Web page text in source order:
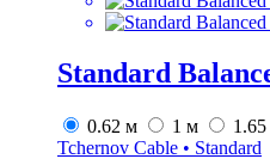
Standard
0.62 м 1 м
Tchernov Cable • Standard